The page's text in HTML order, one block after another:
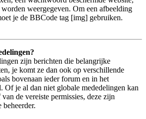
weergegeven. Om een afbeelding
je de BBCode tag [img] gebruiken.
zijn berichten die belangrijke
je komt ze dan ook op verschillende
bovenaan ieder forum en in het
Of je al dan niet globale mededelingen kan
de vereiste permissies, deze zijn
beheerder.